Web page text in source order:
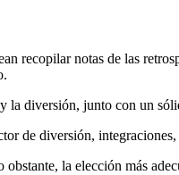
recopilar notas de las
diversión, junto con un
de diversión,
la elección más